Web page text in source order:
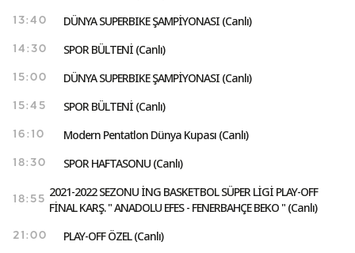
13:40 DÜNYA SUPERBIKE ŞAMPİYONASI (Canlı)
14:30 SPOR BÜLTENİ (Canlı)
15:00 DÜNYA SUPERBIKE ŞAMPİYONASI (Canlı)
15:45 SPOR BÜLTENİ (Canlı)
16:10 Modern Pentatlon Dünya Kupası (Canlı)
18:30 SPOR HAFTASONU (Canlı)
18:55
2021-2022 SEZONU İNG BASKETBOL SÜPER LİGİ PLAY-OFF
FİNAL KARŞ. " ANADOLU EFES - FENERBAHÇE BEKO " (Canlı)
21:00 PLAY-OFF ÖZEL (Canlı)